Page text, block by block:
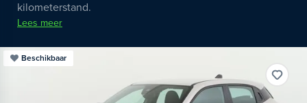
kilometerstand.
Lees meer
Beschikbaar